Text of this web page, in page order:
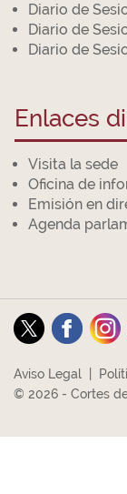
Diario de
Diario de
Diario de
Enlaces
Visita la sede
Oficina de
Emisión en
Agenda
Aviso Legal
© 2026 - Cortes